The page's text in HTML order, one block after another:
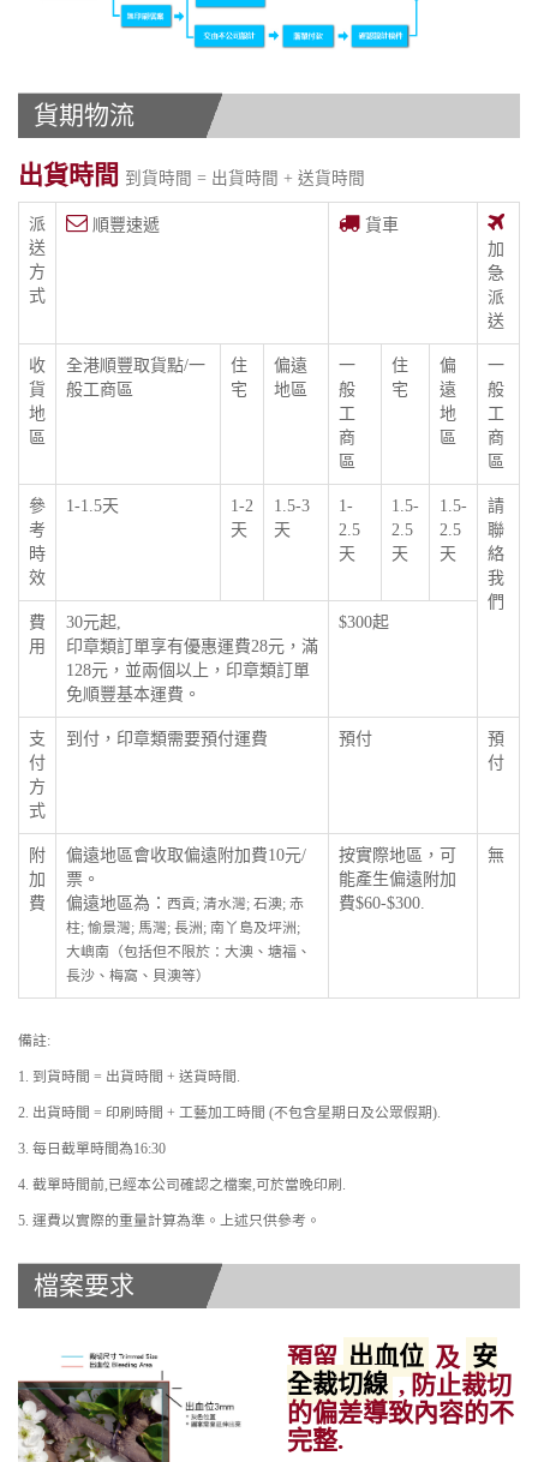
貨期物流
出貨時間 到貨時間 = 出貨時間 + 送貨時間
派
送
方
式
順豐速遞
貨車
加
急
派
送
收
貨
地
區
全港順豐取貨點/一
般工商區
住
宅
偏遠
地區
一
般
工
商
區
住
宅
偏
遠
地
區
一
般
工
商
區
參
考
時
效
1-1.5天
1-2
天
1.5-3
天
1-
2.5
天
1.5-
2.5
天
1.5-
2.5
天
請
聯
絡
我
們
費
用
30元起,
印章類訂單享有優惠運費28元，滿
128元，並兩個以上，印章類訂單
免順豐基本運費。
$300起
支
付
方
式
到付，印章類需要預付運費 預付
預
付
附
加
費
偏遠地區會收取偏遠附加費10元/
票。
偏遠地區為： 西貢; 清水灣; 石澳; 赤
柱; 愉景灣; 馬灣; 長洲; 南丫島及坪洲;
大嶼南（包括但不限於：大澳、塘福、
長沙、梅窩、貝澳等）
按實際地區，可
能產生偏遠附加
費$60-$300.
無
備註:
1. 到貨時間 = 出貨時間 + 送貨時間.
2. 出貨時間 = 印刷時間 + 工藝加工時間 (不包含星期日及公眾假期).
3. 每日截單時間為16:30
4. 截單時間前,已經本公司確認之檔案,可於當晚印刷.
5. 運費以實際的重量計算為準。上述只供參考。
檔案要求
預留 出血位 及 安
全裁切線, 防止裁切
的偏差導致內容的不
完整.